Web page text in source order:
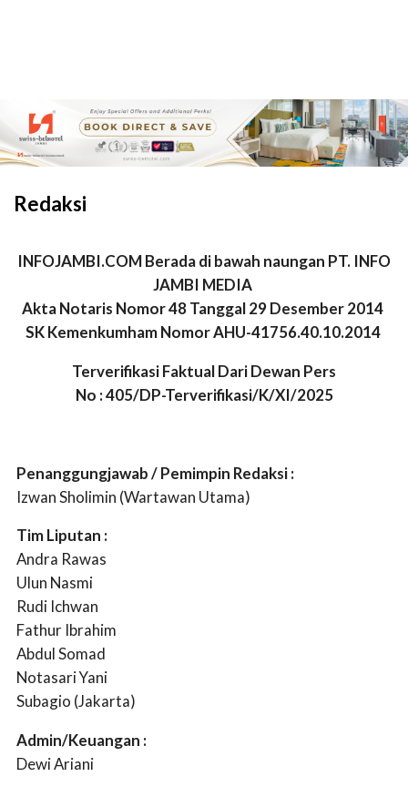
Redaksi
INFOJAMBI.COM Berada di bawah naungan PT. INFO
JAMBI MEDIA
Akta Notaris Nomor 48 Tanggal 29 Desember 2014
SK Kemenkumham Nomor AHU-41756.40.10.2014
Terverifikasi Faktual DariDewan Pers
No : 405/DP-Terverifikasi/K/XI/2025
Penanggungjawab / Pemimpin Redaksi :
Izwan Sholimin (Wartawan Utama)
Tim Liputan :
Andra Rawas
Ulun Nasmi
Rudi Ichwan
Fathur Ibrahim
Abdul Somad
Notasari Yani
Subagio (Jakarta)
Admin/Keuangan :
Dewi Ariani